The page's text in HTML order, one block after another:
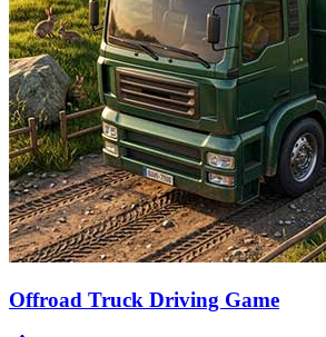
Offroad Truck Driving Game